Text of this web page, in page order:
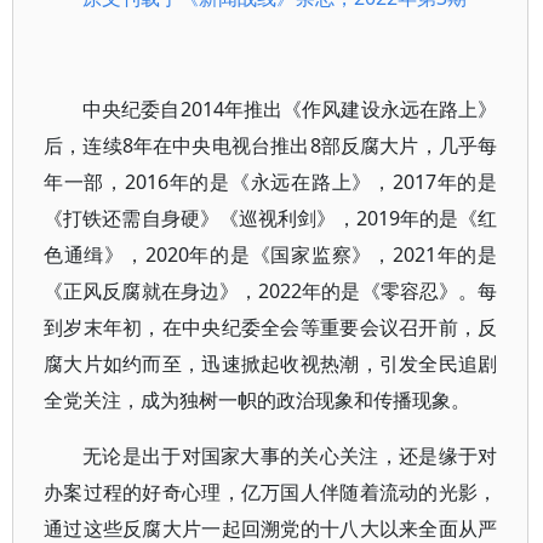
中央纪委自2014年推出《作风建设永远在路上》
后，连续8年在中央电视台推出8部反腐大片，几乎每
年一部，2016年的是《永远在路上》，2017年的是
《打铁还需自身硬》《巡视利剑》，2019年的是《红
色通缉》，2020年的是《国家监察》，2021年的是
《正风反腐就在身边》，2022年的是《零容忍》。每
到岁末年初，在中央纪委全会等重要会议召开前，反
腐大片如约而至，迅速掀起收视热潮，引发全民追剧
全党关注，成为独树一帜的政治现象和传播现象。
无论是出于对国家大事的关心关注，还是缘于对
办案过程的好奇心理，亿万国人伴随着流动的光影，
通过这些反腐大片一起回溯党的十八大以来全面从严